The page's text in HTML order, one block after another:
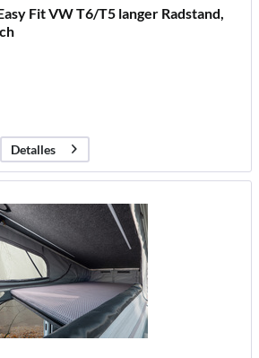
Fit VW T6/T5 langer Radstand,
Detalles